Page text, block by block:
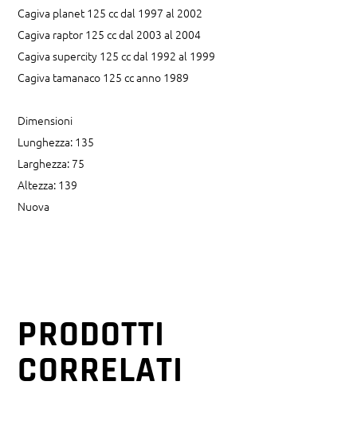
Cagiva planet 125 cc dal 1997 al 2002
Cagiva raptor 125 cc dal 2003 al 2004
Cagiva supercity 125 cc dal 1992 al 1999
Cagiva tamanaco 125 cc anno 1989
Dimensioni
Lunghezza: 135
Larghezza: 75
Altezza: 139
Nuova
PRODOTTI
CORRELATI